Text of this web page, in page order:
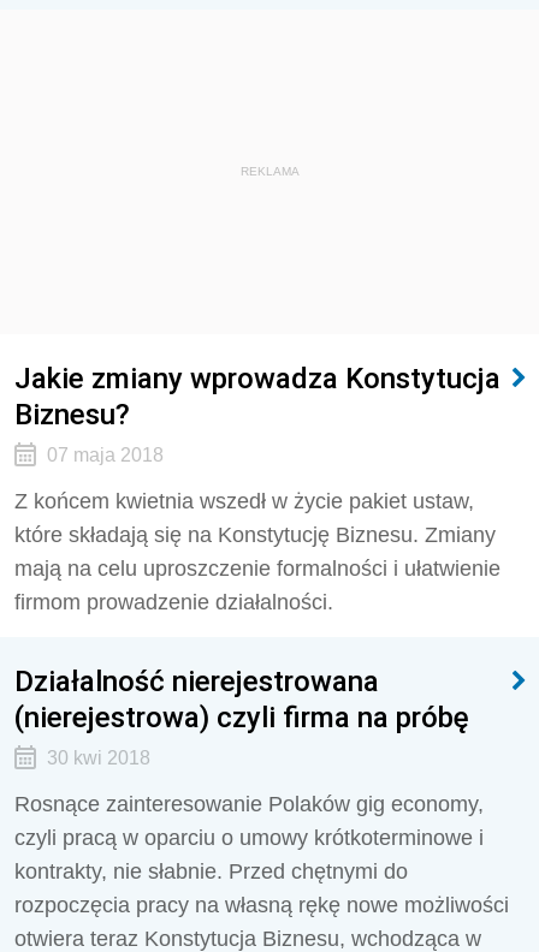
REKLAMA
Jakie zmiany wprowadza Konstytucja
Biznesu?
07 maja 2018
Z końcem kwietnia wszedł w życie pakiet ustaw,
które składają się na Konstytucję Biznesu. Zmiany
mają na celu uproszczenie formalności i ułatwienie
firmom prowadzenie działalności.
Działalność nierejestrowana
(nierejestrowa) czyli firma na próbę
30 kwi 2018
Rosnące zainteresowanie Polaków gig economy,
czyli pracą w oparciu o umowy krótkoterminowe i
kontrakty, nie słabnie. Przed chętnymi do
rozpoczęcia pracy na własną rękę nowe możliwości
otwiera teraz Konstytucja Biznesu, wchodząca w